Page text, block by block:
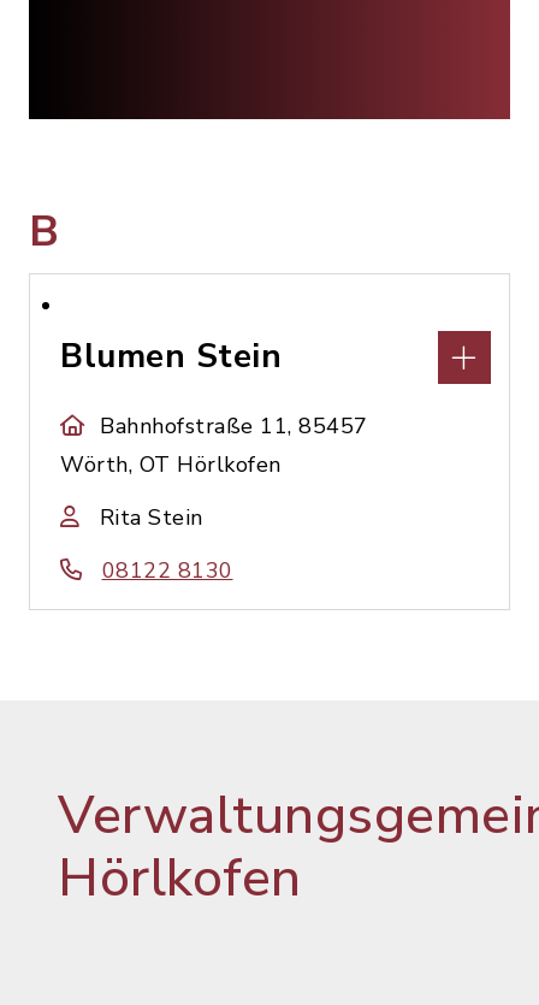
B
Blumen Stein
Bahnhofstraße 11, 85457
Wörth, OT Hörlkofen
Rita Stein
08122 8130
Hörlkofen